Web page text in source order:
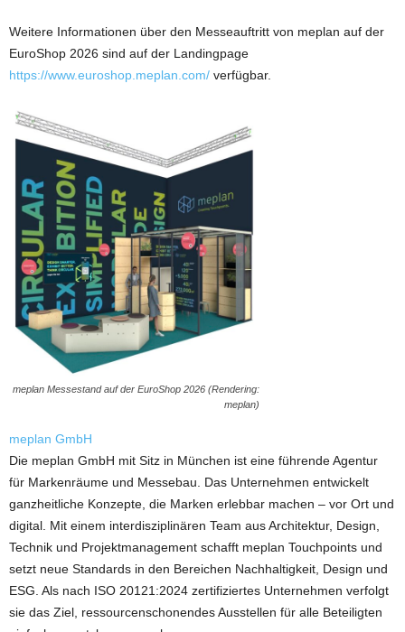
Weitere Informationen über den Messeauftritt von meplan auf der
EuroShop 2026 sind auf der Landingpage
https://www.euroshop.meplan.com/ verfügbar.
meplan Messestand auf der EuroShop 2026 (Rendering:
meplan)
meplan GmbH
Die meplan GmbH mit Sitz in München ist eine führende Agentur
für Markenräume und Messebau. Das Unternehmen entwickelt
ganzheitliche Konzepte, die Marken erlebbar machen – vor Ort und
digital. Mit einem interdisziplinären Team aus Architektur, Design,
Technik und Projektmanagement schafft meplan Touchpoints und
setzt neue Standards in den Bereichen Nachhaltigkeit, Design und
ESG. Als nach ISO 20121:2024 zertifiziertes Unternehmen verfolgt
sie das Ziel, ressourcenschonendes Ausstellen für alle Beteiligten